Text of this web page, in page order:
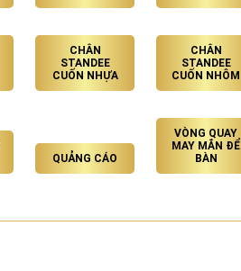
CHÂN
STANDEE
CUỐN NHỰA
CHÂN
STANDEE
CUỐN NHÔM
QUẢNG CÁO
VÒNG QUAY
MAY MẮN ĐỂ
BÀN